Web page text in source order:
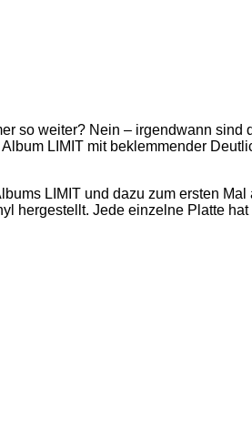
so weiter? Nein – irgendwann
LIMIT mit beklemmender
LIMIT und dazu zum ersten
hergestellt. Jede einzelne Platte